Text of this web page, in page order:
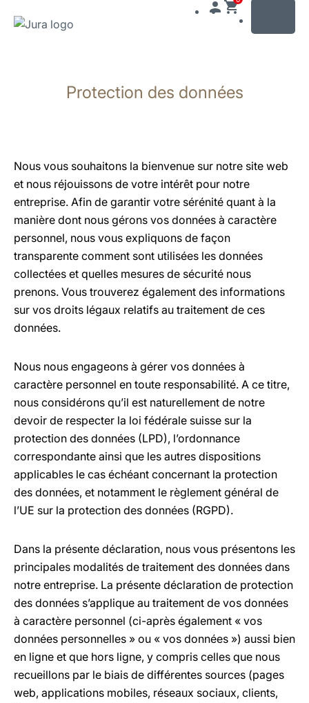
Protection des données
Nous vous souhaitons la bienvenue sur notre site web
et nous réjouissons de votre intérêt pour notre
entreprise. Afin de garantir votre sérénité quant à la
manière dont nous gérons vos données à caractère
personnel, nous vous expliquons de façon
transparente comment sont utilisées les données
collectées et quelles mesures de sécurité nous
prenons. Vous trouverez également des informations
sur vos droits légaux relatifs au traitement de ces
données.
Nous nous engageons à gérer vos données à
caractère personnel en toute responsabilité. A ce titre,
nous considérons qu’il est naturellement de notre
devoir de respecter la loi fédérale suisse sur la
protection des données (LPD), l’ordonnance
correspondante ainsi que les autres dispositions
applicables le cas échéant concernant la protection
des données, et notamment le règlement général de
l’UE sur la protection des données (RGPD).
Dans la présente déclaration, nous vous présentons les
principales modalités de traitement des données dans
notre entreprise. La présente déclaration de protection
des données s’applique au traitement de vos données
à caractère personnel (ci-après également « vos
données personnelles » ou « vos données ») aussi bien
en ligne et que hors ligne, y compris celles que nous
recueillons par le biais de différentes sources (pages
web, applications mobiles, réseaux sociaux, clients,